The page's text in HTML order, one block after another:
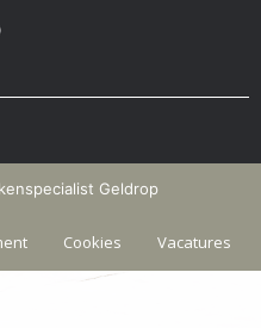
Geldrop
Cookies Vacatures